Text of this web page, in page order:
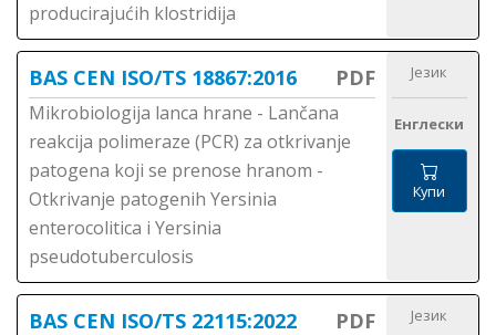
producirajućih klostridija
BAS CEN ISO/TS 18867:2016 PDF
Mikrobiologija lanca hrane - Lančana
reakcija polimeraze (PCR) za otkrivanje
patogena koji se prenose hranom -
Otkrivanje patogenih Yersinia
enterocolitica i Yersinia
pseudotuberculosis
Језик
Енглески
Купи
BAS CEN ISO/TS 22115:2022 PDF Језик